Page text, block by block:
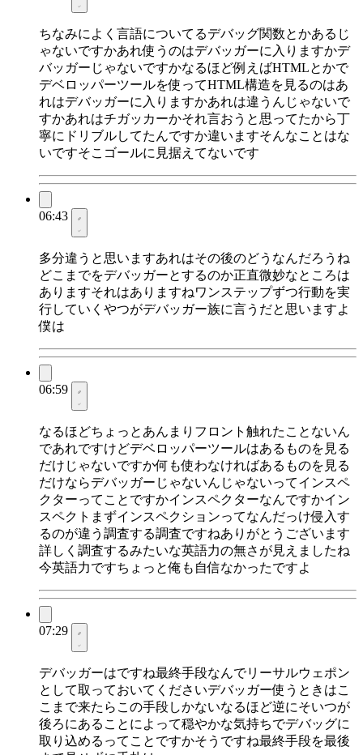
ちなみによく言語についてるデバッグ関数とかあるじ
ゃないですかあれ使うのはデバッガーに入りますかデ
バッガーじゃないですかなるほど例えばHTMLとかで
デベロッパーツールを使ってHTML構造を見るのはあ
れはデバッガーに入りますかあれは違うんじゃないで
すかあれはチガッカーかそれ言おうと思ってたから丁
寧にドリブルしてたんですか違いますそんなことはな
いですそこゴールに見据えてないです
06:43
多分違うと思いますあれはその後のどうなんだろうね
どこまでをデバッガーとするのか正直微妙なところは
ありますそれはありますねワンステップずつ行動を実
行していくやつがデバッガー族に言うだと思いますよ
僕は
06:59
なるほどちょっとあんまりフロント触れたことないん
であれですけどデベロッパーツールはあるものを見る
だけじゃないですか何も使わなければあるものを見る
だけならデバッガーじゃないんじゃないってインスペ
クターってことですかインスペクターなんですかイン
スペクトまずインスペクションってなんだっけ侵入す
るのが違う調査する調査ですねありがとうございます
詳しく調査するみたいな英語力の無さが見えましたね
今英語力ですちょっと俺も自信なかったですよ
07:29
デバッガーはですね最終手段なんでリーサルウェポン
として取っておいてくださいデバッガー使うときはこ
こまで来たらこの手段しかないなるほど逆にそいつが
後ろにあることによって穏やかな気持ちでデバッグに
取り込めるってことですかそうですね最終手段を最後